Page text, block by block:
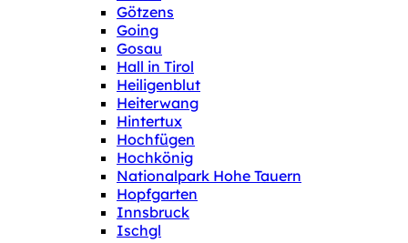
Götzens
Going
Gosau
Hall in Tirol
Heiligenblut
Heiterwang
Hintertux
Hochfügen
Hochkönig
Nationalpark Hohe Tauern
Hopfgarten
Innsbruck
Ischgl